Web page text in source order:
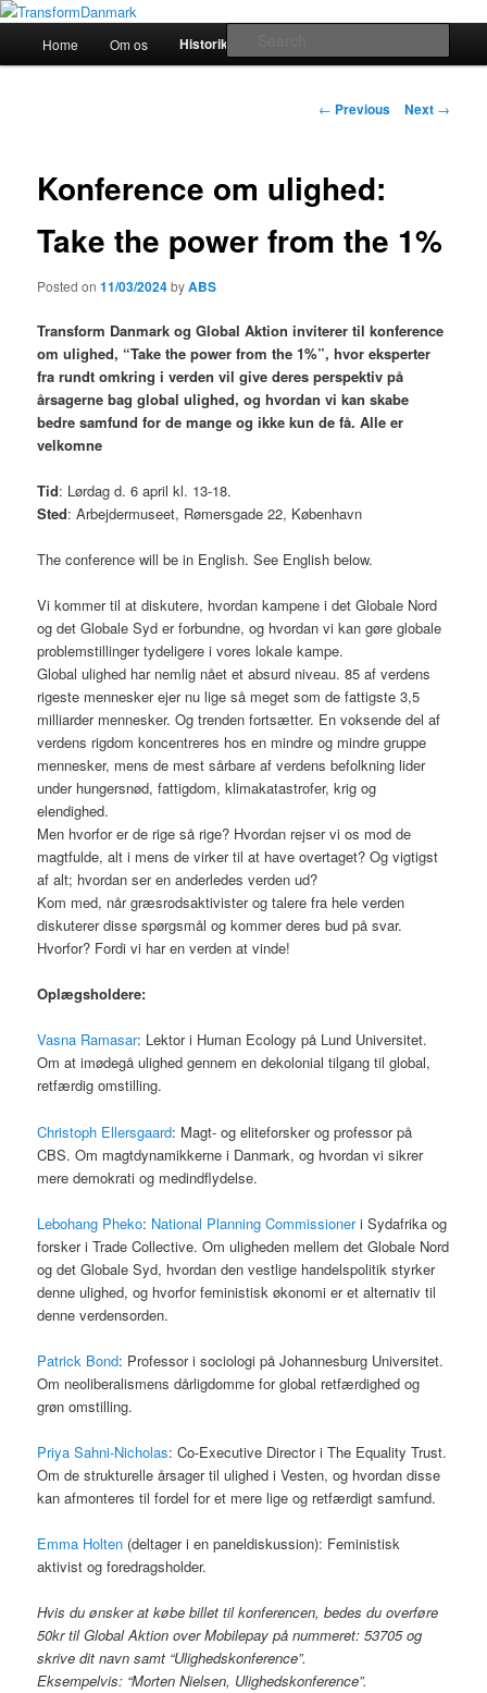
TransformDanmark
Skip
content
Home Om os Historik
Post
← Previous Next →
Konference om ulighed:
Take the power from the 1%
Posted on11/03/2024byABS
Transform Danmark og Global Aktion inviterer til konference
om ulighed, “Take the power from the 1%”, hvor eksperter
fra rundt omkring i verden vil give deres perspektiv på
årsagerne bag global ulighed, og hvordan vi kan skabe
bedre samfund for de mange og ikke kun de få. Alle er
velkomne
Tid: Lørdag d. 6 april kl. 13-18.
Sted: Arbejdermuseet, Rømersgade 22, København
The conference will be in English. See English below.
Vi kommer til at diskutere, hvordan kampene i det Globale Nord
og det Globale Syd er forbundne, og hvordan vi kan gøre globale
problemstillinger tydeligere i vores lokale kampe.
Global ulighed har nemlig nået et absurd niveau. 85 af verdens
rigeste mennesker ejer nu lige så meget som de fattigste 3,5
milliarder mennesker. Og trenden fortsætter. En voksende del af
verdens rigdom koncentreres hos en mindre og mindre gruppe
mennesker, mens de mest sårbare af verdens befolkning lider
under hungersnød, fattigdom, klimakatastrofer, krig og
elendighed.
Men hvorfor er de rige så rige? Hvordan rejser vi os mod de
magtfulde, alt i mens de virker til at have overtaget? Og vigtigst
af alt; hvordan ser en anderledes verden ud?
Kom med, når græsrodsaktivister og talere fra hele verden
diskuterer disse spørgsmål og kommer deres bud på svar.
Hvorfor? Fordi vi har en verden at vinde!
Oplægsholdere:
Vasna Ramasar: Lektor i Human Ecology på Lund Universitet.
Om at imødegå ulighed gennem en dekolonial tilgang til global,
retfærdig omstilling.
Christoph Ellersgaard: Magt- og eliteforsker og professor på
CBS. Om magtdynamikkerne i Danmark, og hvordan vi sikrer
mere demokrati og medindflydelse.
Lebohang Pheko: National Planning Commissioneri Sydafrika og
forsker i Trade Collective. Om uligheden mellem det Globale Nord
og det Globale Syd, hvordan den vestlige handelspolitik styrker
denne ulighed, og hvorfor feministisk økonomi er et alternativ til
denne verdensorden.
Patrick Bond: Professor i sociologi på Johannesburg Universitet.
Om neoliberalismens dårligdomme for global retfærdighed og
grøn omstilling.
Priya Sahni-Nicholas: Co-Executive Director i The Equality Trust.
Om de strukturelle årsager til ulighed i Vesten, og hvordan disse
kan afmonteres til fordel for et mere lige og retfærdigt samfund.
Emma Holten (deltager i en paneldiskussion): Feministisk
aktivist og foredragsholder.
Hvis du ønsker at købe billet til konferencen, bedes du overføre
50kr til Global Aktion over Mobilepay på nummeret: 53705 og
skrive dit navn samt “Ulighedskonference”.
Eksempelvis: “Morten Nielsen, Ulighedskonference”.